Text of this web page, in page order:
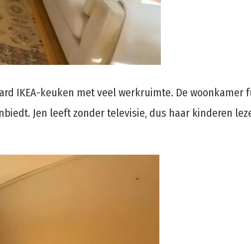
IKEA-keuken met veel werkruimte. De woonkamer
Jen leeft zonder televisie, dus haar kinderen